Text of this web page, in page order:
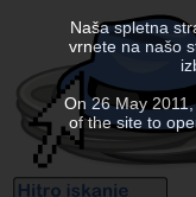
Naša spletna
vrnete na našo
On 26 May
of the site to